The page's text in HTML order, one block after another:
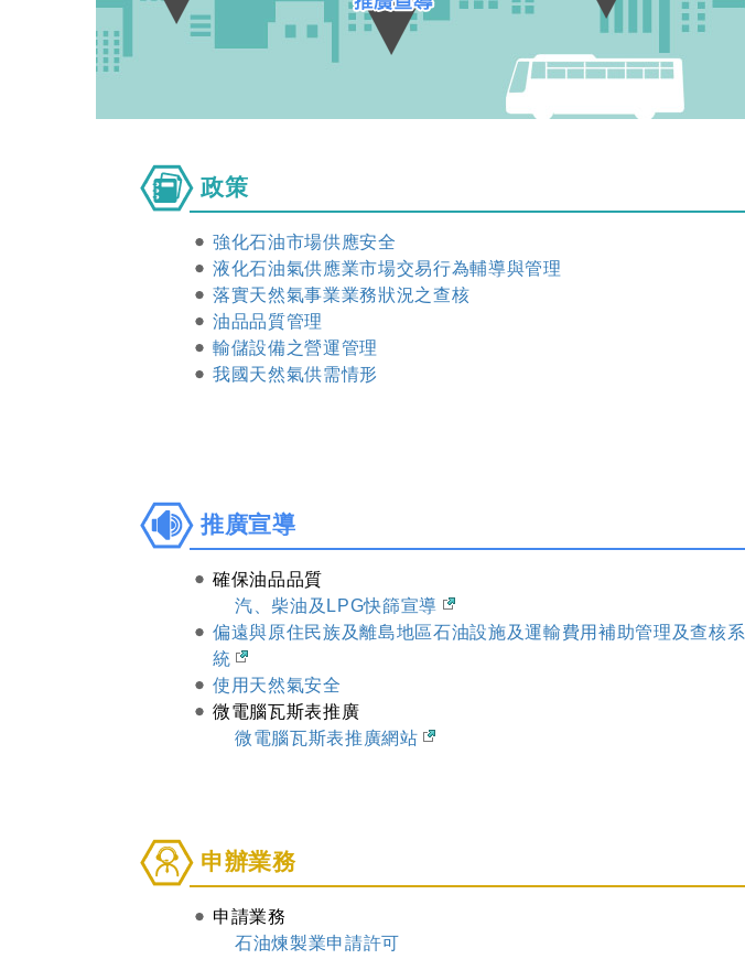
政
策
政策
強化石油市場供應安全
液化石油氣供應業市場交易行為輔導與管理
落實天然氣事業業務狀況之查核
油品品質管理
輸儲設備之營運管理
我國天然氣供需情形
推
廣
推廣宣導
確保油品品質
汽、柴油及LPG快篩宣導
偏遠與原住民族及離島地區石油設施及運輸費用補助管理及查核系
統
使用天然氣安全
微電腦瓦斯表推廣
微電腦瓦斯表推廣網站
申
辦
申辦業務
申請業務
石油煉製業申請許可